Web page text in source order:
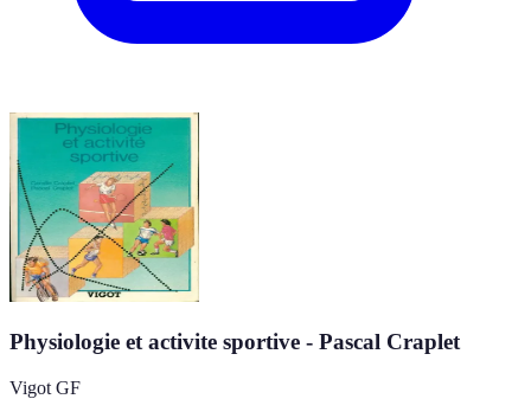
Physiologie et activite sportive - Pascal Craplet
Vigot GF